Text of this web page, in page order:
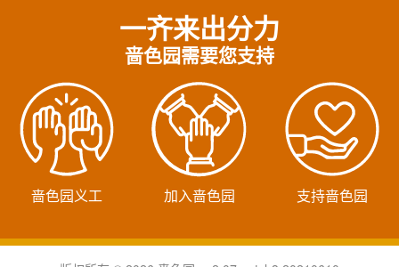
一齐来出分力
啬色园需要您支持
啬色园义工 加入啬色园 支持啬色园